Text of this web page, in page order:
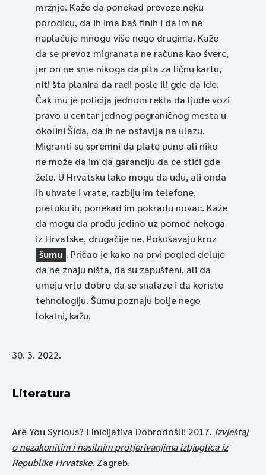
mržnje. Kaže da ponekad preveze neku
porodicu, da ih ima baš finih i da im ne
naplaćuje mnogo više nego drugima. Kaže
da se prevoz migranata ne računa kao šverc,
jer on ne sme nikoga da pita za ličnu kartu,
niti šta planira da radi posle ili gde da ide.
Čak mu je policija jednom rekla da ljude vozi
pravo u centar jednog pograničnog mesta u
okolini Šida, da ih ne ostavlja na ulazu.
Migranti su spremni da plate puno ali niko
ne može da im da garanciju da ce stići gde
žele. U Hrvatsku lako mogu da uđu, ali onda
ih uhvate i vrate, razbiju im telefone,
pretuku ih, ponekad im pokradu novac. Kaže
da mogu da prođu jedino uz pomoć nekoga
iz Hrvatske, drugačije ne. Pokušavaju kroz
šumu . Pričao je kako na prvi pogled deluje
da ne znaju ništa, da su zapušteni, ali da
umeju vrlo dobro da se snalaze i da koriste
tehnologiju. Šumu poznaju bolje nego
lokalni, kažu.
30. 3. 2022.
Literatura
Are You Syrious? i Inicijativa Dobrodošli! 2017. Izvještaj
o nezakonitim i nasilnimprotjerivanjima izbjeglica iz
Republike Hrvatske. Zagreb.